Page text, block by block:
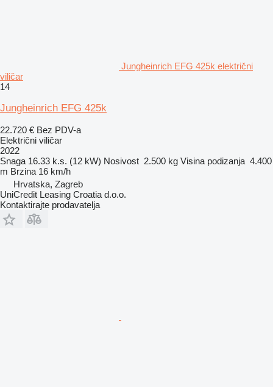
Jungheinrich EFG 425k električni
viličar
14
Jungheinrich EFG 425k
22.720 € Bez PDV-a
Električni viličar
2022
Snaga 16.33 k.s. (12 kW) Nosivost 2.500 kg Visina podizanja 4.400
m Brzina 16 km/h
Hrvatska, Zagreb
UniCredit Leasing Croatia d.o.o.
Kontaktirajte prodavatelja